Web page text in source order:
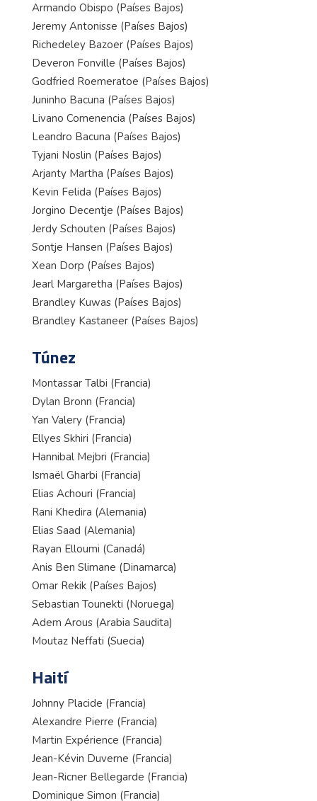
Armando Obispo (Países Bajos)
Jeremy Antonisse (Países Bajos)
Richedeley Bazoer (Países Bajos)
Deveron Fonville (Países Bajos)
Godfried Roemeratoe (Países Bajos)
Juninho Bacuna (Países Bajos)
Livano Comenencia (Países Bajos)
Leandro Bacuna (Países Bajos)
Tyjani Noslin (Países Bajos)
Arjanty Martha (Países Bajos)
Kevin Felida (Países Bajos)
Jorgino Decentje (Países Bajos)
Jerdy Schouten (Países Bajos)
Sontje Hansen (Países Bajos)
Xean Dorp (Países Bajos)
Jearl Margaretha (Países Bajos)
Brandley Kuwas (Países Bajos)
Brandley Kastaneer (Países Bajos)
Túnez
Montassar Talbi (Francia)
Dylan Bronn (Francia)
Yan Valery (Francia)
Ellyes Skhiri (Francia)
Hannibal Mejbri (Francia)
Ismaël Gharbi (Francia)
Elias Achouri (Francia)
Rani Khedira (Alemania)
Elias Saad (Alemania)
Rayan Elloumi (Canadá)
Anis Ben Slimane (Dinamarca)
Omar Rekik (Países Bajos)
Sebastian Tounekti (Noruega)
Adem Arous (Arabia Saudita)
Moutaz Neffati (Suecia)
Haití
Johnny Placide (Francia)
Alexandre Pierre (Francia)
Martin Expérience (Francia)
Jean-Kévin Duverne (Francia)
Jean-Ricner Bellegarde (Francia)
Dominique Simon (Francia)